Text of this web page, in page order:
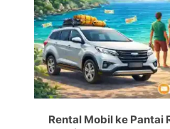
Rental Mobil ke Pantai